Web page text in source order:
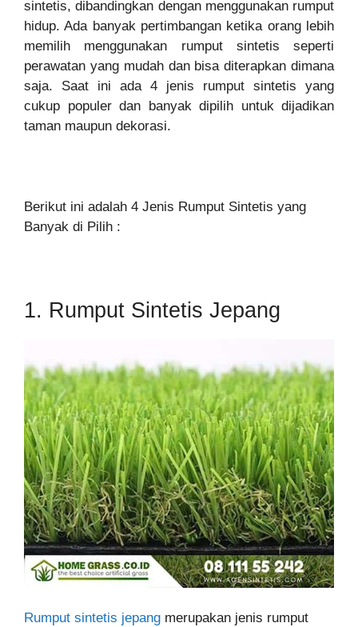
sintetis, dibandingkan dengan menggunakan rumput
hidup. Ada banyak pertimbangan ketika orang lebih
memilih menggunakan rumput sintetis seperti
perawatan yang mudah dan bisa diterapkan dimana
saja. Saat ini ada 4 jenis rumput sintetis yang
cukup populer dan banyak dipilih untuk dijadikan
taman maupun dekorasi.
Berikut ini adalah 4 Jenis Rumput Sintetis yang
Banyak di Pilih :
1. Rumput Sintetis Jepang
Rumput sintetis jepang merupakan jenis rumput